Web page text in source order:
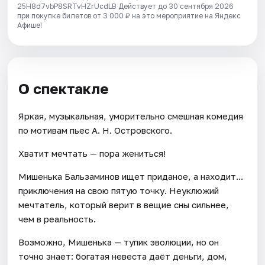
25H8d7vbP8SRTvHZrUcdLB Действует до 30 сентября 2026
при покупке билетов от 3 000 ₽ на это мероприятие на Яндекс
Афише!
О спектакле
Яркая, музыкальная, уморительно смешная комедия
по мотивам пьес А. Н. Островского.
Хватит мечтать — пора жениться!
Мишенька Бальзаминов ищет приданое, а находит...
приключения на свою пятую точку. Неуклюжий
мечтатель, который верит в вещие сны сильнее,
чем в реальность.
Возможно, Мишенька — тупик эволюции, но он
точно знает: богатая невеста даёт деньги, дом,